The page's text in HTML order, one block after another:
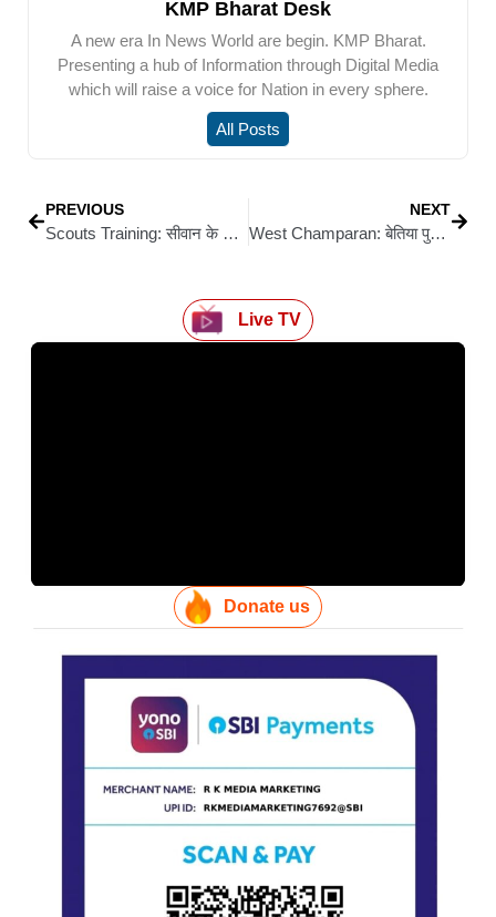
KMP Bharat Desk
A new era In News World are begin. KMP Bharat.
Presenting a hub of Information through Digital Media
which will raise a voice for Nation in every sphere.
All Posts
PREVIOUS
Scouts Training: सीवान के बिहार पब्लिक स्कूल में स्काउट–गाइड प्रशिक्षण शिविर का आगाज़, प्रशिक्षकों ने कैडेट्स में भरी ऊर्जा
NEXT
West Champaran: बेतिया पुलिस की बड़ी कामयाबी: 6 घंटे में अपहरण कांड सुलझा, मासूम आर्यन सुरक्षित बरामद
Live TV
Donate us